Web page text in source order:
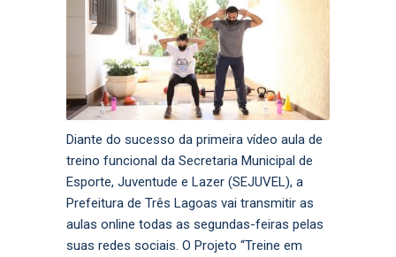
Diante do sucesso da primeira vídeo aula de
treino funcional da Secretaria Municipal de
Esporte, Juventude e Lazer (SEJUVEL), a
Prefeitura de Três Lagoas vai transmitir as
aulas online todas as segundas-feiras pelas
suas redes sociais. O Projeto “Treine em